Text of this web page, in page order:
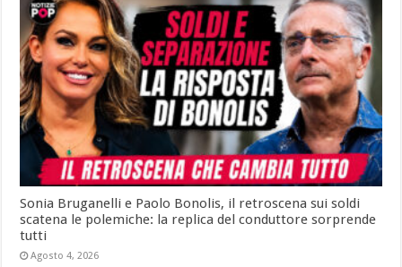
Sonia Bruganelli e Paolo Bonolis, il retroscena sui soldi
scatena le polemiche: la replica del conduttore sorprende
tutti
Agosto 4, 2026